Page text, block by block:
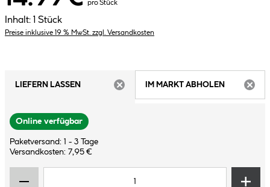
pro Stück
Inhalt: 1 Stück
Preise inklusive 19 % MwSt. zzgl. Versandkosten
LIEFERN LASSEN
IM MARKT ABHOLEN
Online verfügbar
Paketversand: 1 - 3 Tage
Versandkosten: 7,95 €